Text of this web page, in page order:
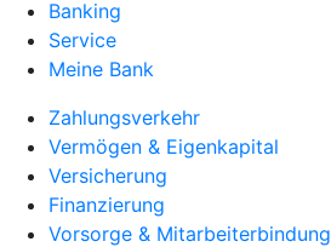
Banking
Service
Meine Bank
Zahlungsverkehr
Vermögen & Eigenkapital
Versicherung
Finanzierung
Vorsorge & Mitarbeiterbindung